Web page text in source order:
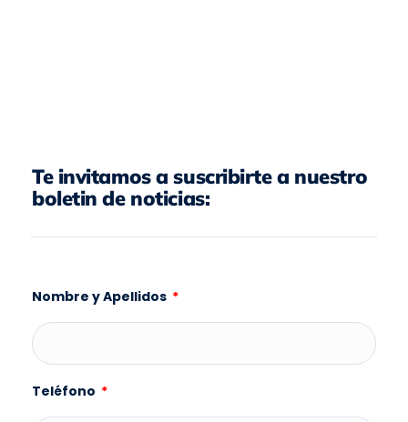
Te invitamos a suscribirte a nuestro
boletin de noticias:
Nombre y Apellidos
Teléfono